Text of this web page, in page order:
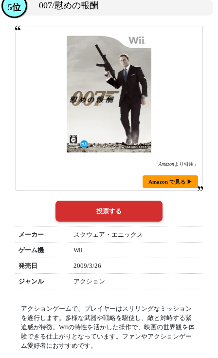
007/慰めの報酬
5位
「Amazonより引用」
Amazon で見る ▶
メーカー スクウェア・エニックス
ゲーム機 Wii
発売日 2009/3/26
ジャンル アクション
アクションゲームで、プレイヤーはスリリングなミッション
を遂行します。多様な武器や戦略を駆使し、敵と対峙する緊
迫感が特徴。Wiiの特性を活かした操作で、映画の世界観を体
験できる仕上がりとなっています。ファンやアクションゲー
ム愛好者におすすめです。